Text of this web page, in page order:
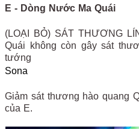
E - Dòng Nước Ma Quái
(LOẠI BỎ) SÁT THƯƠNG
Quái không còn gây sát
tướng
Sona
Giảm sát thương hào quang
của E.